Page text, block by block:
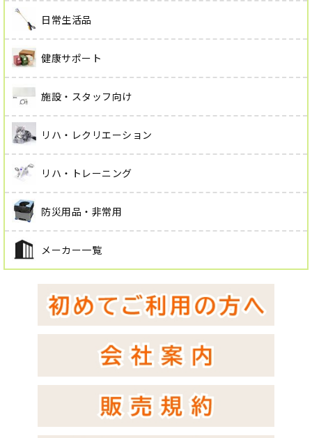
日常生活品
健康サポート
施設・スタッフ向け
リハ・レクリエーション
リハ・トレーニング
防災用品・非常用
メーカー一覧